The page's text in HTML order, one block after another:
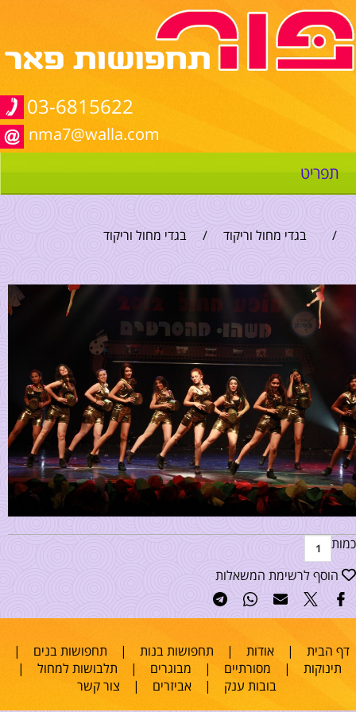
03-6815622
nma7@walla.com
תפריט
/ בגדי מחול וריקוד / בגדי מחול וריקוד
כמות
הוסף לרשימת המשאלות
דף הבית |אודות | תחפושות בנות | תחפושות בנים |
תינוקות | מסורתיים | מבוגרים | תלבושות למחול |
בובות ענק |אביזרים | צור קשר